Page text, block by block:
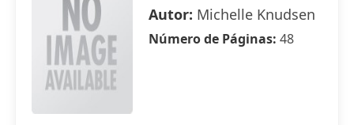
Autor: Michelle Knudsen
Número de Páginas: 48